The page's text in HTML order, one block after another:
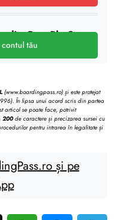
Plus?
tău
(www.boardingpass.ro) și este protejat
În lipsa unui acord scris din partea
articol se poate face, potrivit
200de caractere și precizarea sursei cu
pentru intrarea în legalitate și
și pe